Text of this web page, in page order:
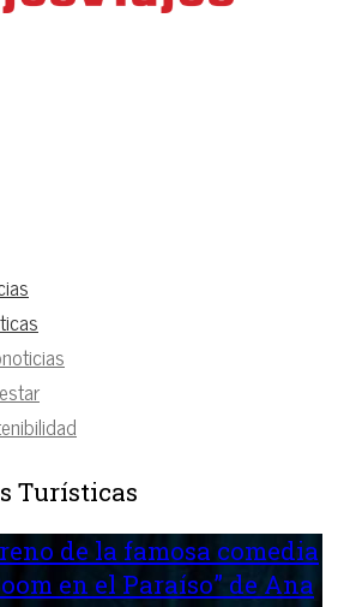
Turísticas
de la famosa comedia
en el Paraíso” de Ana